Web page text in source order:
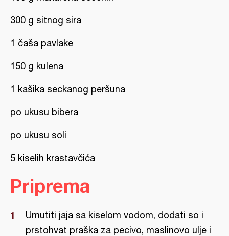
300 g sitnog sira
1 čaša pavlake
150 g kulena
1 kašika seckanog peršuna
po ukusu bibera
po ukusu soli
5 kiselih krastavčića
Priprema
Umutiti jaja sa kiselom vodom, dodati so i
prstohvat praška za pecivo, maslinovo ulje i